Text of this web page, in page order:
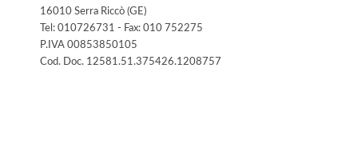
16010 Serra Riccò (GE)
Tel: 010726731 - Fax: 010 752275
P.IVA 00853850105
Cod. Doc. 12581.51.375426.1208757